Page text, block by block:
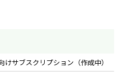
サブスクリプション（作成中）